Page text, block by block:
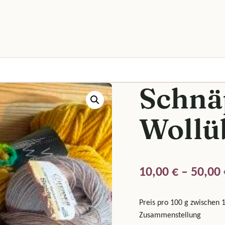
10,00 € – 50,00
Preis pro 100 g zwischen
Zusammenstellung